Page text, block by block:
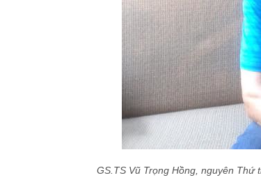
GS.TS Vũ Trọng Hồng, nguyên Thứ